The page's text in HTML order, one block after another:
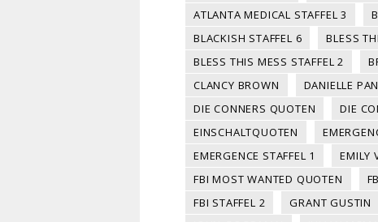
ATLANTA MEDICAL STAFFEL 3
BLACKISH STAFFEL 6
BLESS
BLESS THIS MESS STAFFEL 2
CLANCY BROWN
DANIELLE
DIE CONNERS QUOTEN
DIE
EINSCHALTQUOTEN
EMERGENCE STAFFEL 1
EMILY
FBI MOST WANTED QUOTEN
FBI STAFFEL 2
GRANT GUSTIN